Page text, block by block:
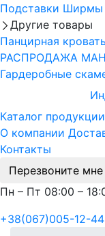
Подставки Ширмы
Другие товары
Панцирная кровать
РАСПРОДАЖА
Гардеробные
Каталог продукции
О компании
Контакты
Перезвоните мне
Пн – Пт 08:00 –
+38(067)005-12-44